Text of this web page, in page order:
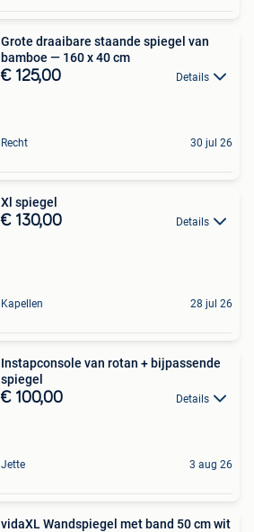
Grote draaibare staande spiegel van
bamboe — 160 x 40 cm
€ 125,00 Details
Recht 30 jul 26
Xl spiegel
€ 130,00 Details
Kapellen 28 jul 26
Instapconsole van rotan + bijpassende
spiegel
€ 100,00 Details
Jette 3 aug 26
vidaXL Wandspiegel met band 50 cm wit